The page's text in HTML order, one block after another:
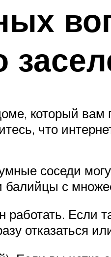
который вам
что
соседи
балийцы с
Если
отказаться